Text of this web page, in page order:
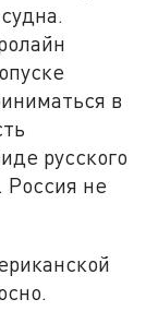
в
русского
Россия не